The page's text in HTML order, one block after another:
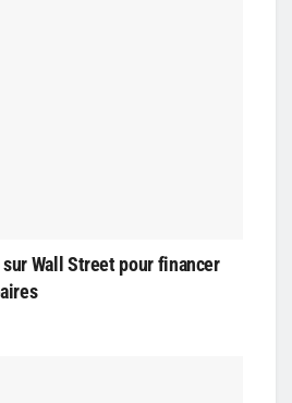
Wall Street pour financer